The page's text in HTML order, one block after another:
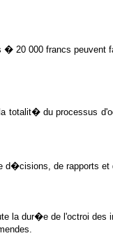
20 000 francs peuvent
totalit� du
de rapports et
la dur�e de l'octroi